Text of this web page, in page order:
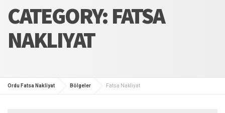
CATEGORY: FATSA
NAKLIYAT
Ordu Fatsa Nakliyat Bölgeler Fatsa Nakliyat